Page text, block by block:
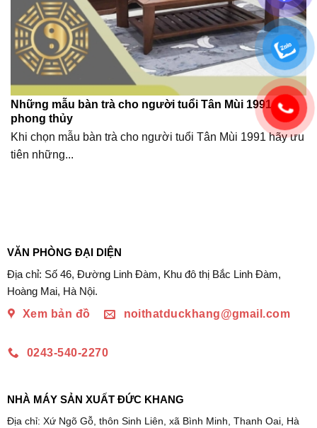
Những mẫu bàn trà cho người tuổi Tân Mùi 1991 hợp
phong thủy
Khi chọn mẫu bàn trà cho người tuổi Tân Mùi 1991 hãy ưu
tiên những...
VĂN PHÒNG ĐẠI DIỆN
Địa chỉ: Số 46, Đường Linh Đàm, Khu đô thị Bắc Linh Đàm,
Hoàng Mai, Hà Nội.
Xem bản đồ
noithatduckhang@gmail.com
0243-540-2270
NHÀ MÁY SẢN XUẤT ĐỨC KHANG
Địa chỉ: Xứ Ngõ Gỗ, thôn Sinh Liên, xã Bình Minh, Thanh Oai, Hà